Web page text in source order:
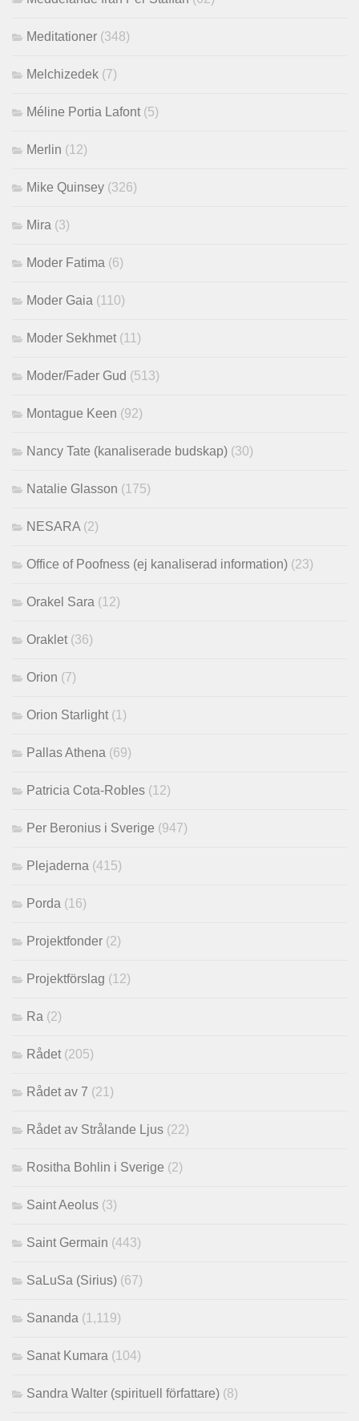
Meditationer (348)
Melchizedek (7)
Méline Portia Lafont (5)
Merlin (12)
Mike Quinsey (326)
Mira (3)
Moder Fatima (6)
Moder Gaia (110)
Moder Sekhmet (11)
Moder/Fader Gud (513)
Montague Keen (92)
Nancy Tate (kanaliserade budskap) (30)
Natalie Glasson (175)
NESARA (2)
Office of Poofness (ej kanaliserad information) (23)
Orakel Sara (12)
Oraklet (36)
Orion (7)
Orion Starlight (1)
Pallas Athena (69)
Patricia Cota-Robles (12)
Per Beronius i Sverige (947)
Plejaderna (415)
Porda (16)
Projektfonder (2)
Projektförslag (12)
Ra (2)
Rådet (205)
Rådet av 7 (21)
Rådet av Strålande Ljus (22)
Rositha Bohlin i Sverige (2)
Saint Aeolus (3)
Saint Germain (443)
SaLuSa (Sirius) (67)
Sananda (1,119)
Sanat Kumara (104)
Sandra Walter (spirituell författare) (8)